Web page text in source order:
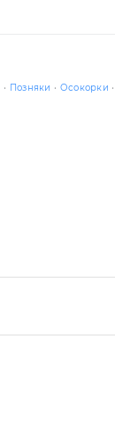
• Позняки • Осокорки •